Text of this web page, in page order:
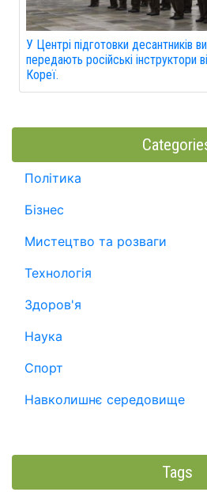
У Центрі підготовки десантників
передають російські інструктори
Кореї.
Політика
Бізнес
Мистецтво та розваги
Технологія
Здоров'я
Наука
Спорт
Навколишнє середовище
Tags